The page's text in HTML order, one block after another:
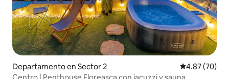
Departamento en Sector 2 Calificación
4.87 (70)